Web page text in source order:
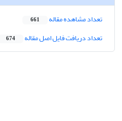
تعداد مشاهده مقاله 661
تعداد دریافت فایل اصل مقاله 674